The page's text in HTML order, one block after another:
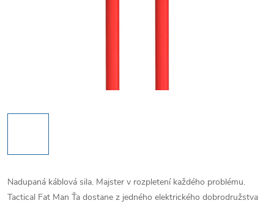
Nadupaná káblová sila. Majster v rozpletení každého problému.
Tactical Fat Man Ťa dostane z jedného elektrického dobrodružstva